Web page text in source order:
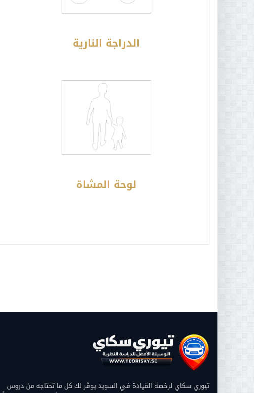
الدراجة النارية
لوحة المشاة
تيوري سكاي لرخصة القيادة في السويد يوفّر لك كل ما تحتاجه من دروس